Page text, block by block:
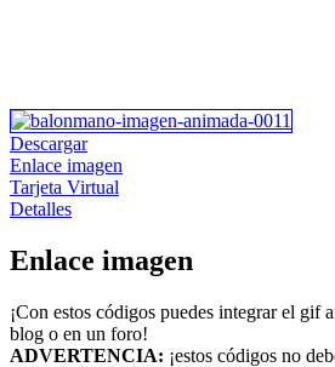
Descargar
Enlace imagen
Tarjeta Virtual
Detalles
Enlace imagen
¡Con estos códigos puedes integrar el gif
blog o en un foro!
ADVERTENCIA: ¡estos códigos no